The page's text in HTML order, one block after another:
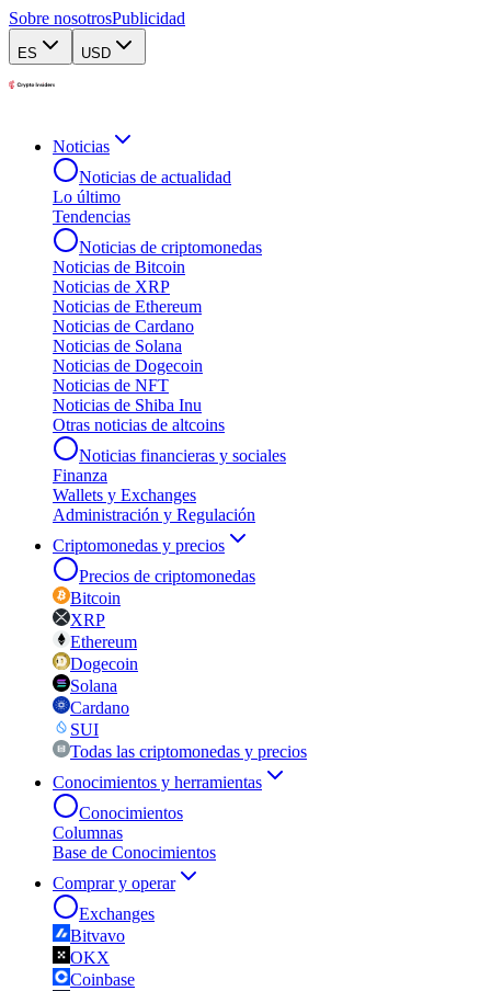
Sobre nosotrosPublicidad
ES USD
Noticias
Noticias de actualidad
Lo último
Tendencias
Noticias de criptomonedas
Noticias de Bitcoin
Noticias de XRP
Noticias de Ethereum
Noticias de Cardano
Noticias de Solana
Noticias de Dogecoin
Noticias de NFT
Noticias de Shiba Inu
Otras noticias de altcoins
Noticias financieras y sociales
Finanza
Wallets y Exchanges
Administración y Regulación
Criptomonedas y precios
Precios de criptomonedas
Bitcoin
XRP
Ethereum
Dogecoin
Solana
Cardano
SUI
Todas las criptomonedas y precios
Conocimientos y herramientas
Conocimientos
Columnas
Base de Conocimientos
Comprar y operar
Exchanges
Bitvavo
OKX
Coinbase